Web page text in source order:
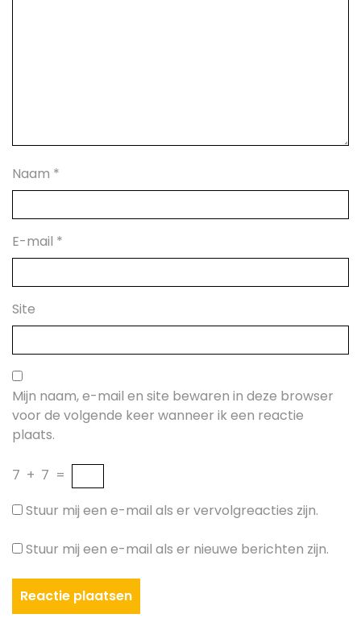
Naam *
E-mail *
Site
Mijn naam, e-mail en site bewaren in deze browser
voor de volgende keer wanneer ik een reactie
plaats.
7 + 7 =
Stuur mij een e-mail als er vervolgreacties zijn.
Stuur mij een e-mail als er nieuwe berichten zijn.